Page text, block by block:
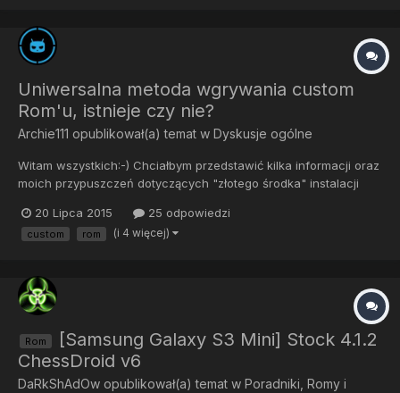
Uniwersalna metoda wgrywania custom
Rom'u, istnieje czy nie?
Archie111 opublikował(a) temat w Dyskusje ogólne
Witam wszystkich:-) Chciałbym przedstawić kilka informacji oraz
moich przypuszczeń dotyczących "złotego środka" instalacji
coś na tej zasadzie: należało pobrać np. Z GP program
root'ujący, Rom menedżer i oczywiście sam Rom. Zakładamy,że
20 Lipca 2015 25 odpowiedzi
custom rom (i 4 więcej)
Rom
[Samsung Galaxy S3 Mini] Stock 4.1.2
ChessDroid v6
DaRkShAdOw opublikował(a) temat w Poradniki, Romy i